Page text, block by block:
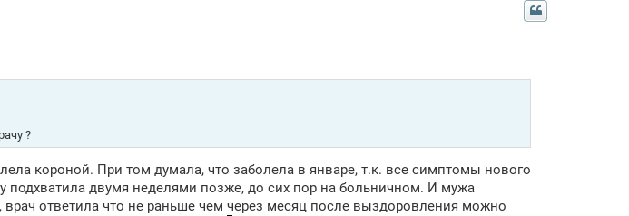
?
короной. При том думала, что заболела в январе, т.к. все симптомы нового
подхватила двумя неделями позже, до сих пор на больничном. И мужа
врач ответила что не раньше чем через месяц после выздоровления можно